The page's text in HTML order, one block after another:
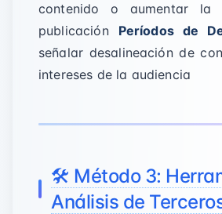
contenido o aumentar la
publicación Períodos de
señalar desalineación de
intereses de la audiencia
🛠️ Método 3:
Análisis de